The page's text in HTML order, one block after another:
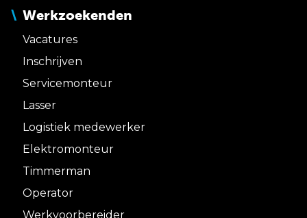
Werkzoekenden
Vacatures
Inschrijven
Servicemonteur
Lasser
Logistiek medewerker
Elektromonteur
Timmerman
Operator
Werkvoorbereider